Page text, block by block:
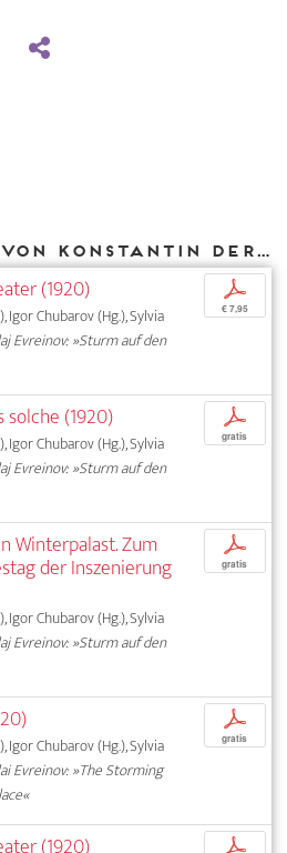
Weitere Texte von Konstantin Derzhavin bei DIAPHANES
(1920)
Igor Chubarov (Hg.), Sylvia
Evreinov: »Sturm auf den
p
€ 7,95
solche (1920)
Igor Chubarov (Hg.), Sylvia
Evreinov: »Sturm auf den
p
gratis
Winterpalast. Zum
der Inszenierung
Igor Chubarov (Hg.), Sylvia
Evreinov: »Sturm auf den
p
gratis
Igor Chubarov (Hg.), Sylvia
Evreinov: »The Storming
p
gratis
p